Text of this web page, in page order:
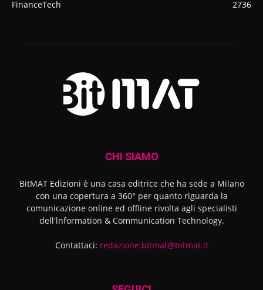
FinanceTech
2736
CHI SIAMO
BitMAT Edizioni è una casa editrice che ha sede a Milano
con una copertura a 360° per quanto riguarda la
comunicazione online ed offline rivolta agli specialisti
dell'lnformation & Communication Technology.
Contattaci: redazione.bitmat@bitmat.it